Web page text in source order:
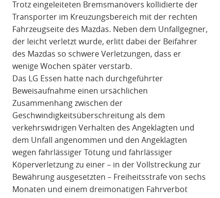
Trotz eingeleiteten Bremsmanövers kollidierte der
Transporter im Kreuzungsbereich mit der rechten
Fahrzeugseite des Mazdas. Neben dem Unfallgegner,
der leicht verletzt wurde, erlitt dabei der Beifahrer
des Mazdas so schwere Verletzungen, dass er
wenige Wochen später verstarb.
Das LG Essen hatte nach durchgeführter
Beweisaufnahme einen ursächlichen
Zusammenhang zwischen der
Geschwindigkeitsüberschreitung als dem
verkehrswidrigen Verhalten des Angeklagten und
dem Unfall angenommen und den Angeklagten
wegen fahrlässiger Tötung und fahrlässiger
Köperverletzung zu einer – in der Vollstreckung zur
Bewährung ausgesetzten – Freiheitsstrafe von sechs
Monaten und einem dreimonatigen Fahrverbot